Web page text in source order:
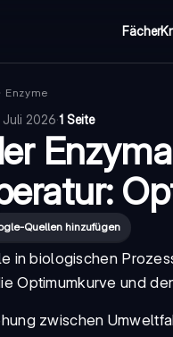
Fächer
Enzyme
Juli 2026·1 Seite
Quellen hinzufügen
in biologischen
Optimumkurve und
zwischen